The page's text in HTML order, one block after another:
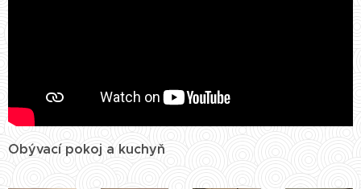
Obývací pokoj a kuchyň